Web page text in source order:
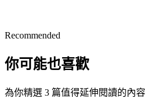
Recommended
你可能也喜歡
為你精選 3 篇值得延伸閱讀的內容